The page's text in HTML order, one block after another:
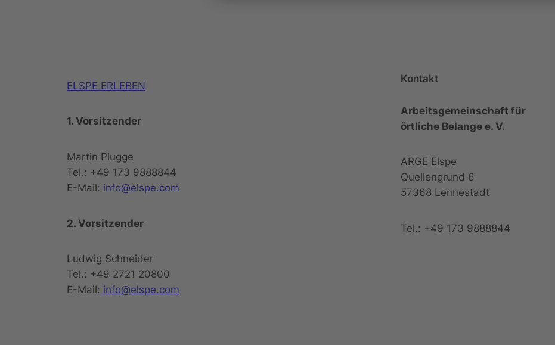
ELSPE ERLEBEN
1. Vorsitzender
Martin Plugge
Tel.: +49 173 9888844
E-Mail: info@elspe.com
2. Vorsitzender
Ludwig Schneider
Tel.: +49 2721 20800
E-Mail: info@elspe.com
Kontakt
Arbeitsgemeinschaft für
örtliche Belange e. V.
ARGE Elspe
Quellengrund 6
57368 Lennestadt
Tel.: +49 173 9888844